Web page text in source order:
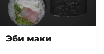
Эби маки